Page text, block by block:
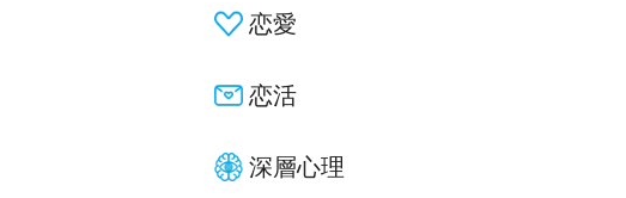
恋愛
恋活
深層心理